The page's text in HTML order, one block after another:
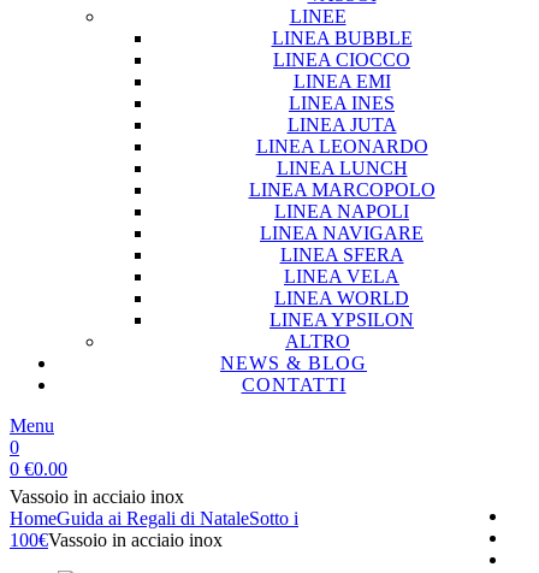
LINEE
LINEA BUBBLE
LINEA CIOCCO
LINEA EMI
LINEA INES
LINEA JUTA
LINEA LEONARDO
LINEA LUNCH
LINEA MARCOPOLO
LINEA NAPOLI
LINEA NAVIGARE
LINEA SFERA
LINEA VELA
LINEA WORLD
LINEA YPSILON
ALTRO
NEWS & BLOG
CONTATTI
Menu
0
0 €0.00
Vassoio in acciaio inox
HomeGuida ai Regali di NataleSotto i
100€Vassoio in acciaio inox